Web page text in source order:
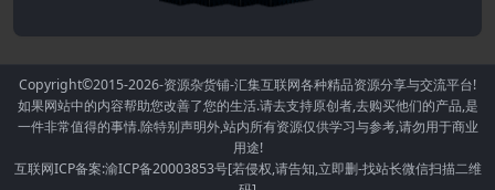
Copyright©2015-2026-资源杂货铺-汇集互联网各种精品资源分享与交流平台!
如果网站中的内容帮助您改善了您的生活.请去支持原创者,去购买他们的产品,是
一件非常值得的事情.除特别声明外,站内所有资源仅供学习与参考,请勿用于商业
用途!
互联网ICP备案:渝ICP备20003853号[若侵权,请告知,立即删-找站长微信扫描二维